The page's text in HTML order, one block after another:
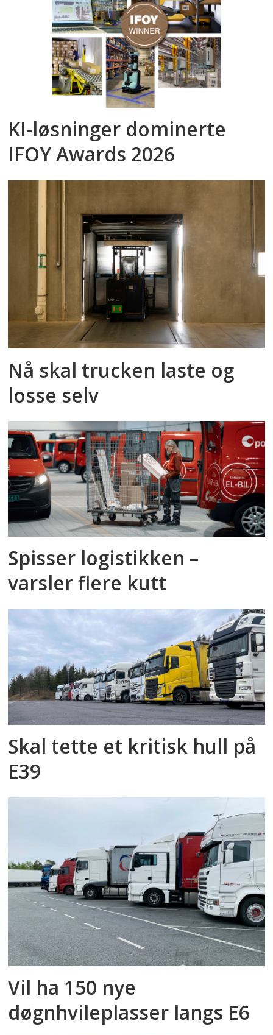
KI-løsninger dominerte
IFOY Awards 2026
Nå skal trucken laste og
losse selv
Spisser logistikken –
varsler flere kutt
Skal tette et kritisk hull på
E39
Vil ha 150 nye
døgnhvileplasser langs E6